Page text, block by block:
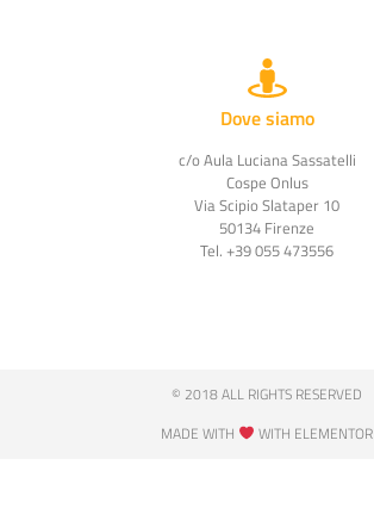
Dove siamo
c/o Aula Luciana Sassatelli
Cospe Onlus
Via Scipio Slataper 10
50134 Firenze
Tel. +39 055 473556
© 2018 ALL RIGHTS RESERVED​
MADE WITH
WITH ELEMENTOR​